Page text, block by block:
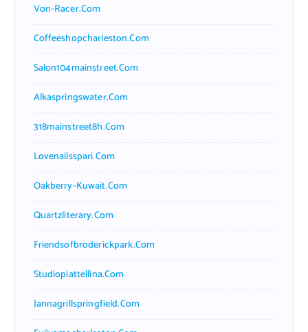
Von-Racer.com
Coffeeshopcharleston.com
Salon104mainstreet.com
Alkaspringswater.com
318mainstreet8h.com
Lovenailsspari.com
Oakberry-Kuwait.com
Quartzliterary.com
Friendsofbroderickpark.com
Studiopiattellina.com
Jannagrillspringfield.com